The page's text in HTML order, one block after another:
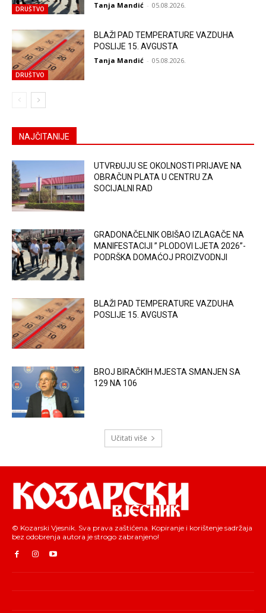
DRUŠTVO Tanja Mandić - 05.08.2026.
DRUŠTVO
BLAŽI PAD TEMPERATURE VAZDUHA
POSLIJE 15. AVGUSTA
Tanja Mandić - 05.08.2026.
NAJČITANIJE
UTVRĐUJU SE OKOLNOSTI PRIJAVE NA
OBRAČUN PLATA U CENTRU ZA
SOCIJALNI RAD
GRADONAČELNIK OBIŠAO IZLAGAČE NA
MANIFESTACIJI ” PLODOVI LJETA 2026”-
PODRŠKA DOMAĆOJ PROIZVODNJI
BLAŽI PAD TEMPERATURE VAZDUHA
POSLIJE 15. AVGUSTA
BROJ BIRAČKIH MJESTA SMANJEN SA
129 NA 106
Učitati više
© Kozarski Vjesnik. Sva prava zaštićena. Kopiranje i korištenje sadržaja
bez odobrenja autora je strogo zabranjeno!